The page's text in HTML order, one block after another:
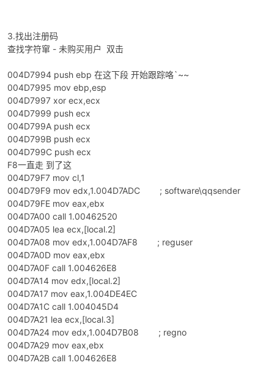
52
po
3.找出注册码
查找字符窜 - 未购买用户 双击
004D7994 push ebp 在这下段 开始跟踪咯`~~
004D7995 mov ebp,esp
004D7997 xor ecx,ecx
004D7999 push ecx
004D799A push ecx
004D799B push ecx
004D799C push ecx
F8一直走 到了这
004D79F7 mov cl,1
004D79F9 mov edx,1.004D7ADC ; software\qqsender
004D79FE mov eax,ebx
004D7A00 call 1.00462520
004D7A05 lea ecx,[local.2]
004D7A08 mov edx,1.004D7AF8 ; reguser
004D7A0D mov eax,ebx
004D7A0F call 1.004626E8
004D7A14 mov edx,[local.2]
004D7A17 mov eax,1.004DE4EC
004D7A1C call 1.004045D4
004D7A21 lea ecx,[local.3]
004D7A24 mov edx,1.004D7B08 ; regno
004D7A29 mov eax,ebx
004D7A2B call 1.004626E8